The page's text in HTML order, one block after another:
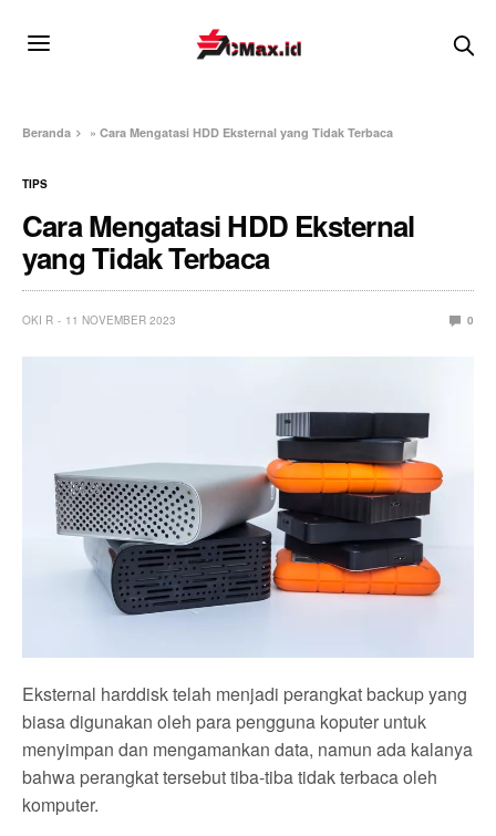
Beranda »Cara Mengatasi HDD Eksternal yang Tidak Terbaca
TIPS
Cara Mengatasi HDD Eksternal
yang Tidak Terbaca
OKI R 11 NOVEMBER 2023 0
Eksternal harddisk telah menjadi perangkat backup yang
biasa digunakan oleh para pengguna koputer untuk
menyimpan dan mengamankan data, namun ada kalanya
bahwa perangkat tersebut tiba-tiba tidak terbaca oleh
komputer.